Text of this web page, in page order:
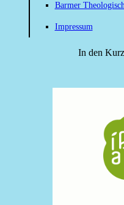
Barmer
Impressum
In den